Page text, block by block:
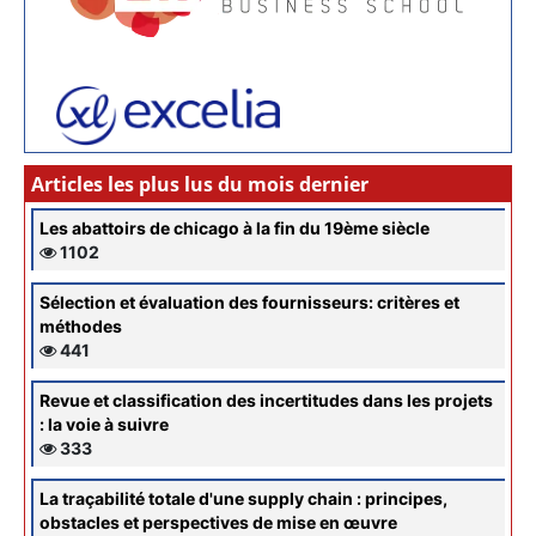
Articles les plus lus du mois dernier
Les abattoirs de chicago à la fin du 19ème siècle
1102
Sélection et évaluation des fournisseurs: critères et
méthodes
441
Revue et classification des incertitudes dans les projets
: la voie à suivre
333
La traçabilité totale d'une supply chain : principes,
obstacles et perspectives de mise en œuvre